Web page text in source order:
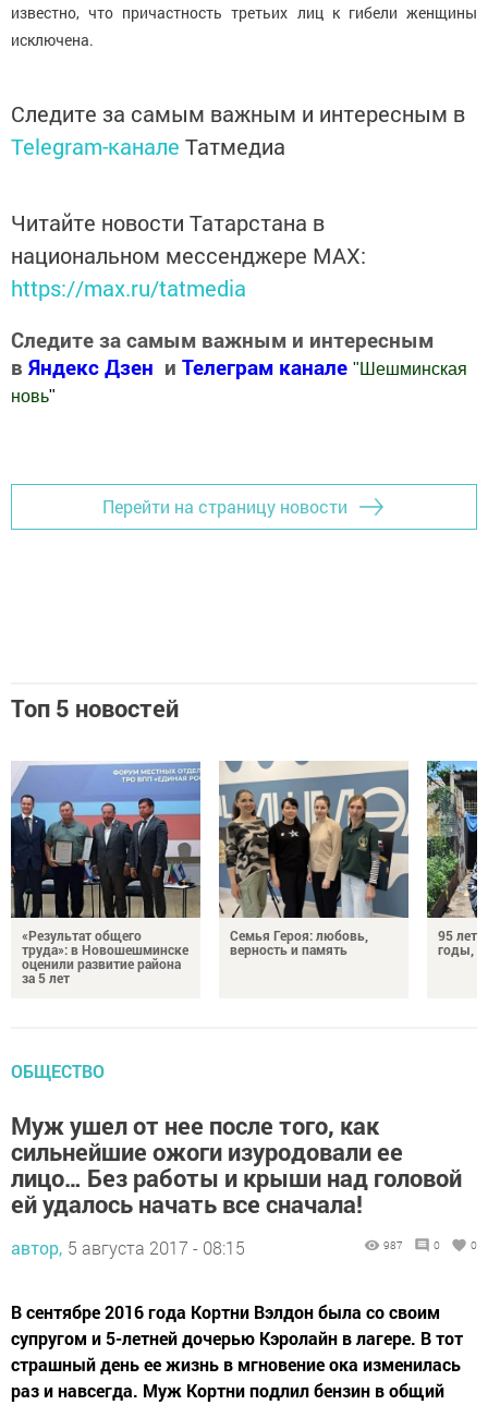
известно, что причастность третьих лиц к гибели женщины
исключена.
Следите за самым важным и интересным в
Telegram-канале Татмедиа
Читайте новости Татарстана в
национальном мессенджере MАХ:
https://max.ru/tatmedia
Следите за самым важным и интересным
в Яндекс Дзен и Телеграм канале " Шешминская
новь"
Перейти на страницу новости
Топ 5 новостей
«Результат общего
труда»: в Новошешминске
оценили развитие района
за 5 лет
Семья Героя: любовь,
верность и память
95 лет
годы,
ОБЩЕСТВО
Муж ушел от нее после того, как
сильнейшие ожоги изуродовали ее
лицо… Без работы и крыши над головой
ей удалось начать все сначала!
автор, 5 августа 2017 - 08:15 987 0 0
В сентябре 2016 года Кортни Вэлдон была со своим
супругом и 5-летней дочерью Кэролайн в лагере. В тот
страшный день ее жизнь в мгновение ока изменилась
раз и навсегда. Муж Кортни подлил бензин в общий